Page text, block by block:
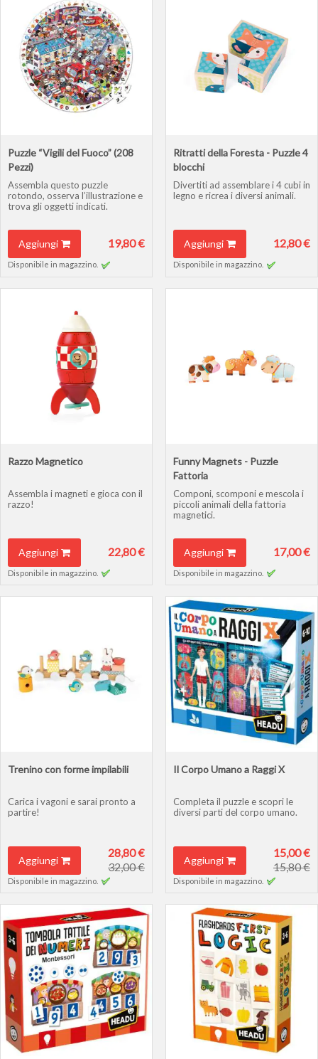
Puzzle “Vigili del Fuoco” (208
Pezzi)
Assembla questo puzzle
rotondo, osserva l’illustrazione e
trova gli oggetti indicati.
Aggiungi 19,80 €
Disponibile in magazzino.
Ritratti della Foresta - Puzzle 4
blocchi
Divertiti ad assemblare i 4 cubi in
legno e ricrea i diversi animali.
Aggiungi 12,80 €
Disponibile in magazzino.
Razzo Magnetico
Assembla i magneti e gioca con il
razzo!
Aggiungi 22,80 €
Disponibile in magazzino.
Funny Magnets - Puzzle
Fattoria
Componi, scomponi e mescola i
piccoli animali della fattoria
magnetici.
Aggiungi 17,00 €
Disponibile in magazzino.
Trenino con forme impilabili
Carica i vagoni e sarai pronto a
partire!
Aggiungi
28,80 €
32,00 €
Disponibile in magazzino.
Il Corpo Umano a Raggi X
Completa il puzzle e scopri le
diversi parti del corpo umano.
Aggiungi
15,00 €
15,80 €
Disponibile in magazzino.